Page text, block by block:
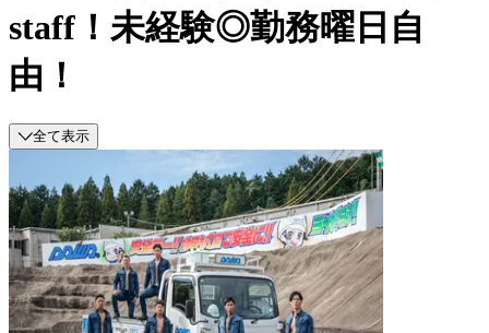
staff！未経験◎勤務曜日自
由！
全て表示